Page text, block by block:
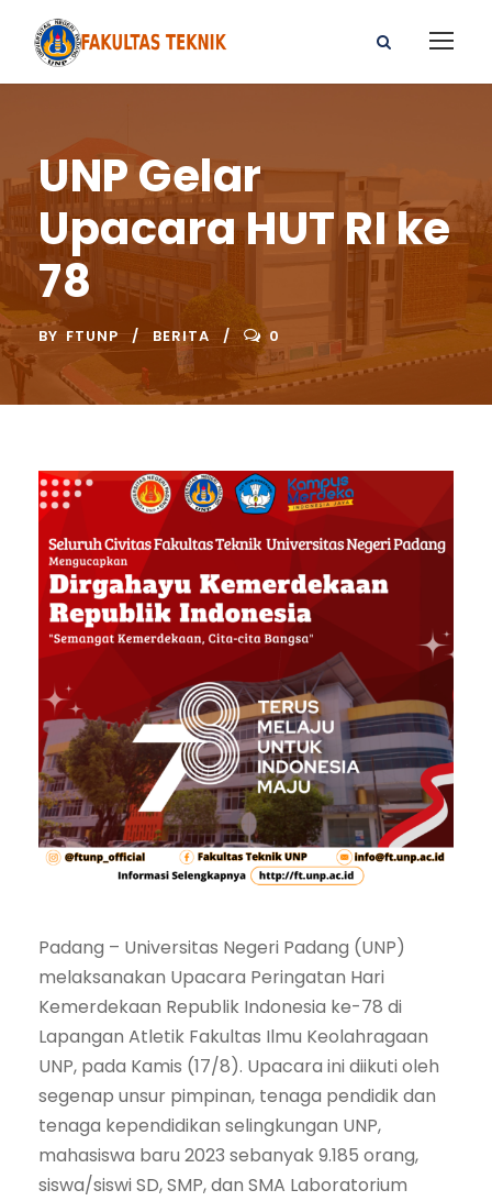
UNP Gelar
Upacara HUT RI ke
78
BY FTUNP BERITA 0
Padang – Universitas Negeri Padang (UNP)
melaksanakan Upacara Peringatan Hari
Kemerdekaan Republik Indonesia ke-78 di
Lapangan Atletik Fakultas Ilmu Keolahragaan
UNP, pada Kamis (17/8). Upacara ini diikuti oleh
segenap unsur pimpinan, tenaga pendidik dan
tenaga kependidikan selingkungan UNP,
mahasiswa baru 2023 sebanyak 9.185 orang,
siswa/siswi SD, SMP, dan SMA Laboratorium